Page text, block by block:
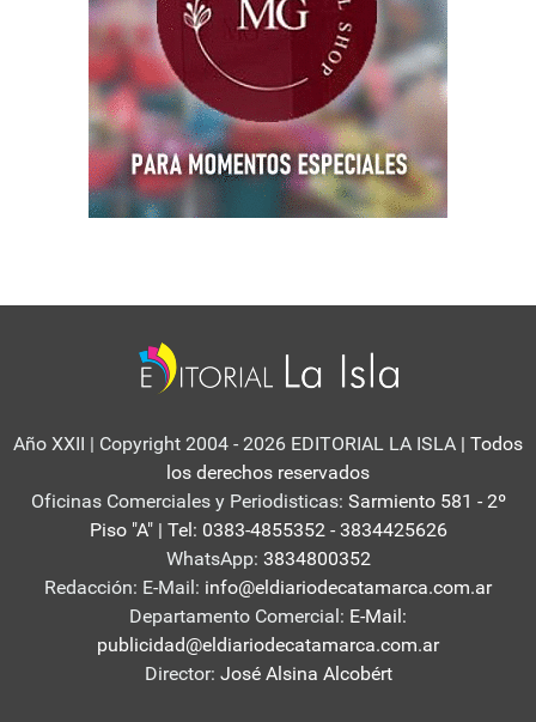
Año XXII | Copyright 2004 - 2026 EDITORIAL LA ISLA | Todos
los derechos reservados
Oficinas Comerciales y Periodisticas: Sarmiento 581 - 2º
Piso "A" | Tel: 0383-4855352 - 3834425626
WhatsApp: 3834800352
Redacción: E-Mail: info@eldiariodecatamarca.com.ar
Departamento Comercial: E-Mail:
publicidad@eldiariodecatamarca.com.ar
Director: José Alsina Alcobért